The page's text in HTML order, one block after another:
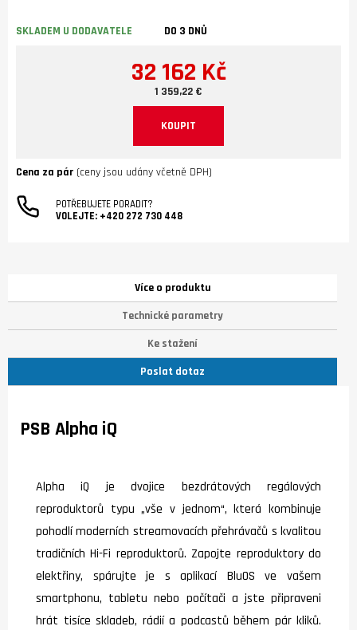
SKLADEM U DODAVATELE DO 3 DNŮ
32 162 Kč
1 359,22 €
KOUPIT
Cena za pár (ceny jsou udány včetně DPH)
POTŘEBUJETE PORADIT?
VOLEJTE: +420 272 730 448
Více o produktu
Technické parametry
Ke stažení
Poslat dotaz
PSB Alpha iQ
Alpha iQ je dvojice bezdrátových regálových
reproduktorů typu „vše v jednom“, která kombinuje
pohodlí moderních streamovacích přehrávačů s kvalitou
tradičních Hi-Fi reproduktorů. Zapojte reproduktory do
elektřiny, spárujte je s aplikací BluOS ve vašem
smartphonu, tabletu nebo počítači a jste připraveni
hrát tisíce skladeb, rádií a podcastů během pár kliků.